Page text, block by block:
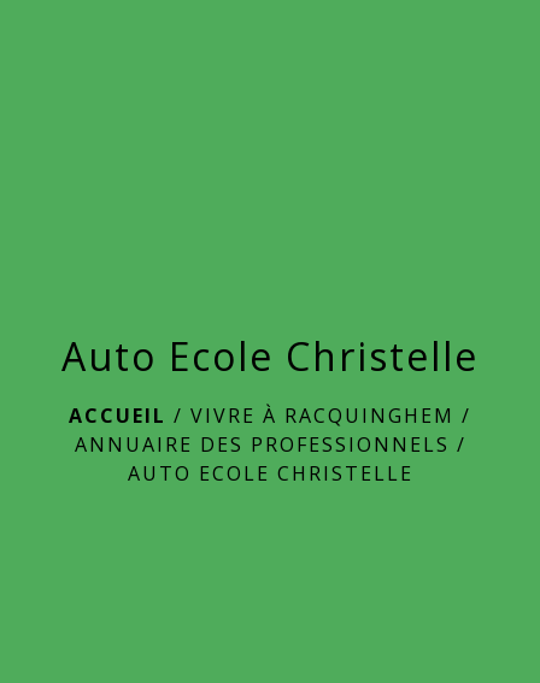
Auto Ecole Christelle
ACCUEIL / VIVRE À RACQUINGHEM /
ANNUAIRE DES PROFESSIONNELS /
AUTO ECOLE CHRISTELLE